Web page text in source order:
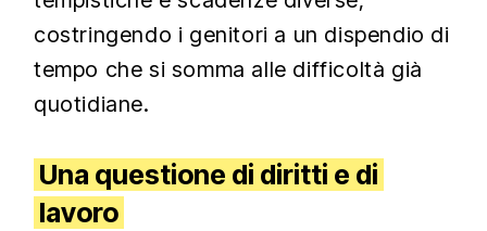
costringendo i genitori a un dispendio di
tempo che si somma alle difficoltà già
quotidiane.
Una questione di diritti e di
lavoro